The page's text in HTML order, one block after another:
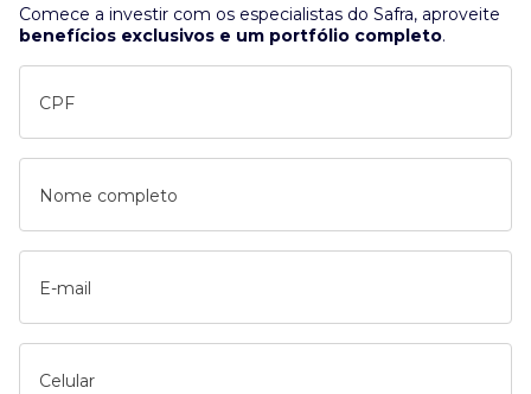
Comece a investir com os especialistas do Safra, aproveite
benefícios exclusivos e um portfólio completo.
CPF
Nome completo
E-mail
Celular